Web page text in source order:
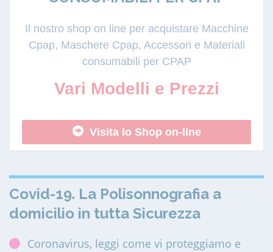
Il nostro shop on line per acquistare Macchine
Cpap, Maschere Cpap, Accessori e Materiali
consumabili per CPAP
Vari Modelli e Prezzi
Visita lo Shop on-line
Covid-19. La Polisonnografia a
domicilio in tutta Sicurezza
Coronavirus, leggi come vi proteggiamo e